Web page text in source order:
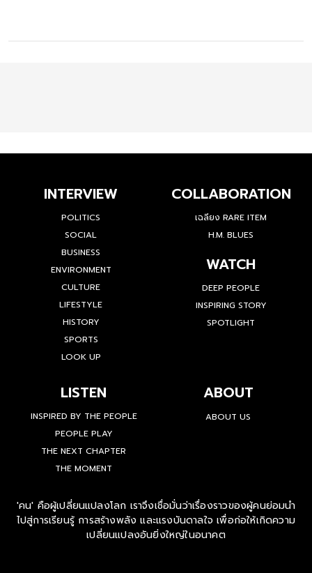
INTERVIEW
POLITICS
SOCIAL
BUSINESS
ENVIRONMENT
CULTURE
LIFESTYLE
HISTORY
SPORTS
LOOK UP
COLLABORATION
เฉลียง RARE ITEM
H.M. BLUES
WATCH
DEEP PEOPLE
INSPIRING STORY
SPOTLIGHT
LISTEN
INSPIRED BY THE PEOPLE
PEOPLE PLAY
THE NEXT CHAPTER
THE MOMENT
ABOUT
ABOUT US
'คน' คือผู้เปลี่ยนแปลงโลก เราจึงเชื่อมั่นว่าเรื่องราวของผู้คนย่อมนำ
ไปสู่การเรียนรู้ การสร้างพลัง และแรงบันดาลใจ เพื่อก่อให้เกิดความ
เปลี่ยนแปลงอันยิ่งใหญ่ในอนาคต